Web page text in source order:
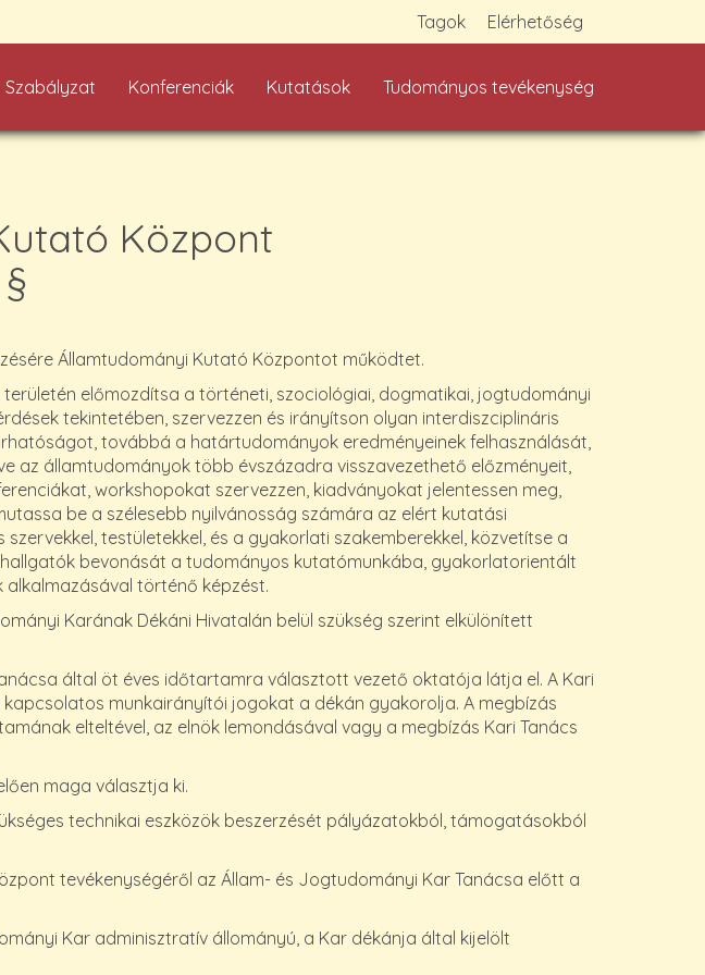
Tagok Elérhetőség
Szabályzat Konferenciák Kutatások Tudományos tevékenység
Központ
Államtudományi Kutató Központot működtet.
előmozdítsa a történeti, szociológiai, dogmatikai, jogtudományi
tekintetében, szervezzen és irányítson olyan interdiszciplináris
továbbá a határtudományok eredményeinek felhasználását,
az államtudományok több évszázadra visszavezethető előzményeit,
workshopokat szervezzen, kiadványokat jelentessen meg,
be a szélesebb nyilvánosság számára az elért kutatási
testületekkel, és a gyakorlati szakemberekkel, közvetítse a
bevonását a tudományos kutatómunkába, gyakorlatorientált
történő képzést.
Karának Dékáni Hivatalán belül szükség szerint elkülönített
által öt éves időtartamra választott vezető oktatója látja el. A Kari
munkairányítói jogokat a dékán gyakorolja. A megbízás
elteltével, az elnök lemondásával vagy a megbízás Kari Tanács
maga választja ki.
technikai eszközök beszerzését pályázatokból, támogatásokból
tevékenységéről az Állam- és Jogtudományi Kar Tanácsa előtt a
Kar adminisztratív állományú, a Kar dékánja által kijelölt